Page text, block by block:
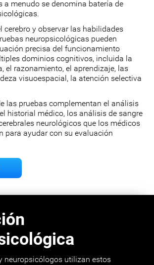
a menudo se denomina batería de
cerebro y observar las habilidades
neuropsicológicas pueden
precisa del funcionamiento
dominios cognitivos, incluida la
el razonamiento, el aprendizaje, las
visuoespacial, la atención selectiva
las pruebas complementan el análisis
historial médico, los análisis de sangre
neurológicos que los médicos
para ayudar con su evaluación
neuropsicólogos utilizan estos